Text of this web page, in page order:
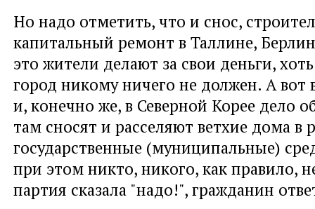
Но надо отметить, что и снос,
капитальный ремонт в Таллине,
это жители делают за свои деньги,
город никому ничего не должен. А вот
и, конечно же, в Северной Корее дело
там сносят и расселяют ветхие дома в
государственные (муниципальные)
при этом никто, никого, как правило,
партия сказала "надо!", гражданин